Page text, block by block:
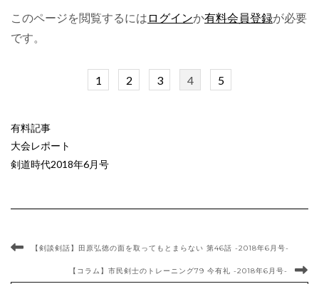
このページを閲覧するには ログインか有料会員登録が必要
です。
1 2 3 4 5
有料記事
大会レポート
剣道時代2018年6月号
【剣談剣話】田原弘徳の面を取ってもとまらない 第46話 -2018年6月号-
【コラム】市民剣士のトレーニング79 今有礼 -2018年6月号-